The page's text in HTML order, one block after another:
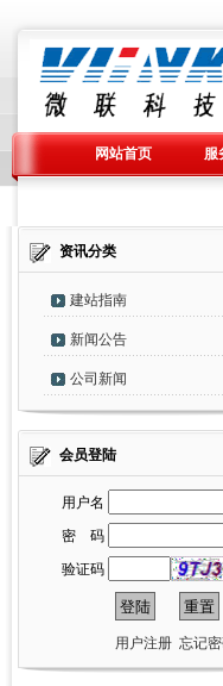
网站首页 服
资讯分类
建站指南
新闻公告
公司新闻
会员登陆
用户名
密 码
验证码
用户注册 忘记